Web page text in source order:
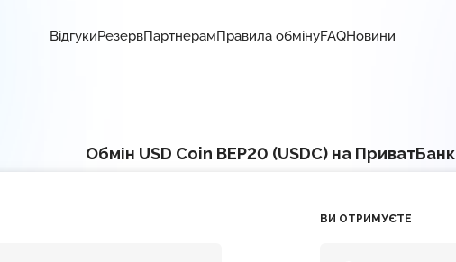
ВідгукиРезервПартнерамПравила обмінуFAQНовини
Обмін USD Coin BEP20 (USDC) на ПриватБанк
ВИ ОТРИМУЄТЕ